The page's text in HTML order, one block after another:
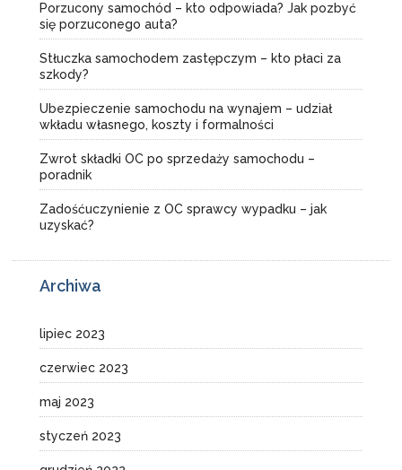
Porzucony samochód – kto odpowiada? Jak pozbyć
się porzuconego auta?
Stłuczka samochodem zastępczym – kto płaci za
szkody?
Ubezpieczenie samochodu na wynajem – udział
wkładu własnego, koszty i formalności
Zwrot składki OC po sprzedaży samochodu –
poradnik
Zadośćuczynienie z OC sprawcy wypadku – jak
uzyskać?
Archiwa
lipiec 2023
czerwiec 2023
maj 2023
styczeń 2023